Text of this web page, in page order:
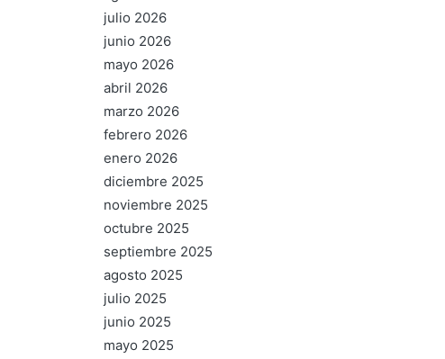
julio 2026
junio 2026
mayo 2026
abril 2026
marzo 2026
febrero 2026
enero 2026
diciembre 2025
noviembre 2025
octubre 2025
septiembre 2025
agosto 2025
julio 2025
junio 2025
mayo 2025